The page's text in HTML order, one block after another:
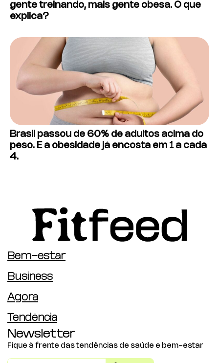
gente treinando, mais gente obesa. O que
explica?
Brasil passou de 60% de adultos acima do
peso. E a obesidade já encosta em 1 a cada
4.
Bem-estar
Business
Agora
Tendência
Newsletter
Fique à frente das tendências de saúde e bem-estar